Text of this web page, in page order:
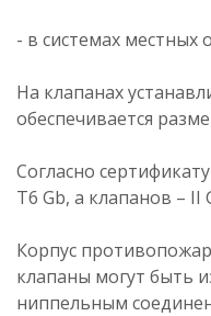
- в системах местных
На клапанах
обеспечивается
Согласно
T6 Gb, а клапанов –
Корпус
клапаны могут быть
ниппельным